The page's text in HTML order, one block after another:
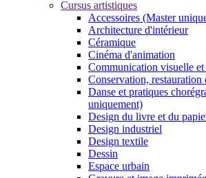
Cursus artistiques
Accessoires (Master
Architecture d'intérieur
Céramique
Cinéma d'animation
Communication visuelle
Conservation,
Danse et pratiques
uniquement)
Design du livre et du
Design industriel
Design textile
Dessin
Espace urbain